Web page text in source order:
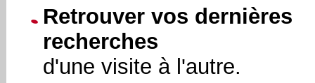
Retrouver vos dernières
recherches
d'une visite à l'autre.